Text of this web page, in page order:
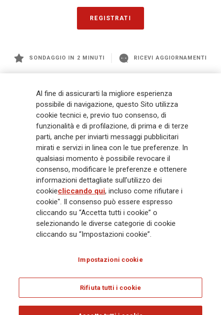
REGISTRATI
SONDAGGIO IN 2 MINUTI RICEVI AGGIORNAMENTI
management a livello globale, con premi complessivi pari a € 98,1
miliardi e € 900 miliardi di AUM nel 2025. Fondato nel 1831, con oltre 88
mila dipendenti e 163 mila agenti che servono 75 milioni di clienti, il
Gruppo ha una posizione di leadership in Europa e una presenza
crescente in Asia e America. Al centro della strategia di Generali c'è il suo
impegno Lifetime Partner verso i clienti, realizzato attraverso soluzioni
innovative e personalizzate, un'esperienza cliente di prima classe e le sue
capacità di distribuzione globale digitalizzata. Il Gruppo ha
completamente integrato la sostenibilità in tutte le scelte strategiche, con
l'obiettivo di creare valore per tutti gli stakeholder mentre costruisce una
società più equa e resiliente.
Legal Info Cookie Policy Privacy & GDPR
Al fine di assicurarti la migliore esperienza
possibile di navigazione, questo Sito utilizza
cookie tecnici e, previo tuo consenso, di
funzionalità e di profilazione, di prima e di terze
parti, anche per inviarti messaggi pubblicitari
mirati e servizi in linea con le tue preferenze. In
qualsiasi momento è possibile revocare il
consenso, modificare le preferenze e ottenere
informazioni dettagliate sull’utilizzo dei
cookiecliccando qui, incluso come rifiutare i
cookie". Il consenso può essere espresso
cliccando su “Accetta tutti i cookie” o
selezionando le diverse categorie di cookie
cliccando su “Impostazioni cookie”.
Impostazioni cookie
Rifiuta tutti i cookie